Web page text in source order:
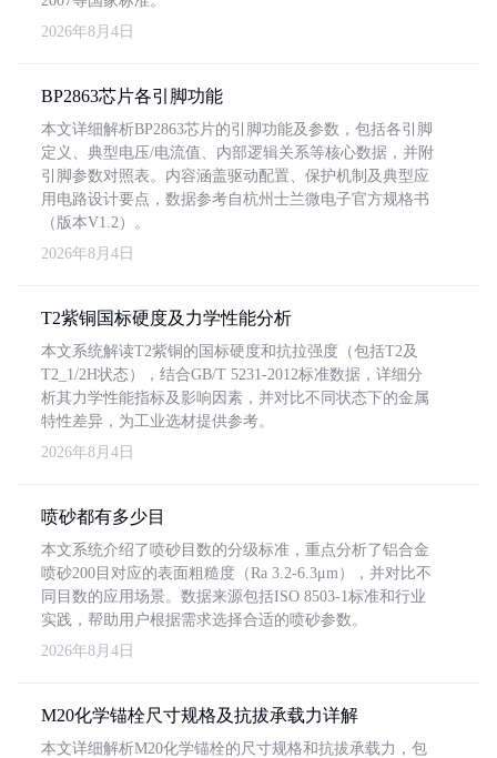
2026年8月4日
BP2863芯片各引脚功能
本文详细解析BP2863芯片的引脚功能及参数，包括各引脚
定义、典型电压/电流值、内部逻辑关系等核心数据，并附
引脚参数对照表。内容涵盖驱动配置、保护机制及典型应
用电路设计要点，数据参考自杭州士兰微电子官方规格书
（版本V1.2）。
2026年8月4日
T2紫铜国标硬度及力学性能分析
本文系统解读T2紫铜的国标硬度和抗拉强度（包括T2及
T2_1/2H状态），结合GB/T 5231-2012标准数据，详细分
析其力学性能指标及影响因素，并对比不同状态下的金属
特性差异，为工业选材提供参考。
2026年8月4日
喷砂都有多少目
本文系统介绍了喷砂目数的分级标准，重点分析了铝合金
喷砂200目对应的表面粗糙度（Ra 3.2-6.3μm），并对比不
同目数的应用场景。数据来源包括ISO 8503-1标准和行业
实践，帮助用户根据需求选择合适的喷砂参数。
2026年8月4日
M20化学锚栓尺寸规格及抗拔承载力详解
本文详细解析M20化学锚栓的尺寸规格和抗拔承载力，包